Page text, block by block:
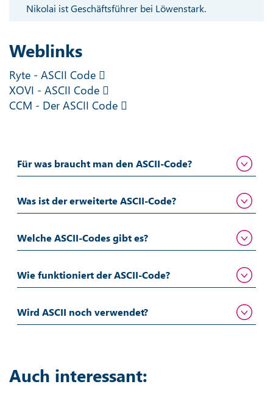
Nikolai ist Geschäftsführer bei Löwenstark.
Weblinks
Ryte - ASCII Code
XOVI - ASCII Code
CCM - Der ASCII Code
Für was braucht man den ASCII-Code?
Was ist der erweiterte ASCII-Code?
Welche ASCII-Codes gibt es?
Wie funktioniert der ASCII-Code?
Wird ASCII noch verwendet?
Auch interessant: